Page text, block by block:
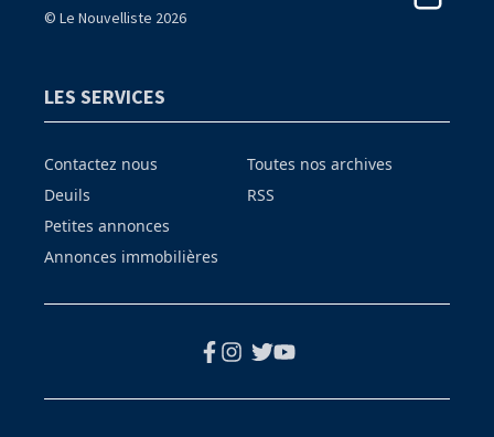
© Le Nouvelliste 2026
LES SERVICES
Contactez nous
Deuils
Petites annonces
Annonces immobilières
Toutes nos archives
RSS